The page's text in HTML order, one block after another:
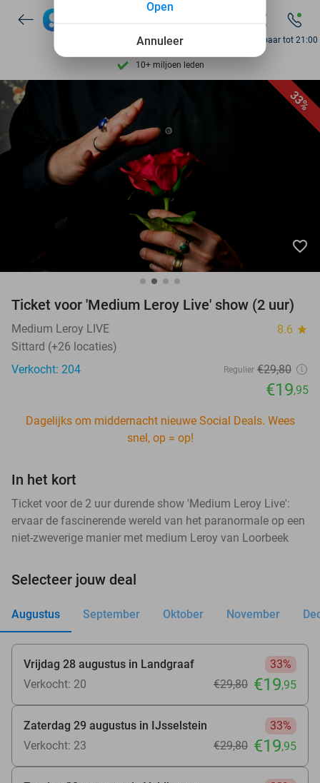
9,4 op basis van206.160 reviews
Ontdek 15.000+ deals
7 dagen per week beschikbaar
10+ miljoen leden
Bereikbaar tot 21:00
33%
favorite_border
Ticket voor 'Medium Leroy Live' show (2 uur)
Medium Leroy LIVE 8.6 star
Sittard (+26 locaties)
Verkocht: 204
Regulier €29,80
€19,95
Dagelijks om middernacht nieuwe Social Deals. Wees
snel, op = op!
In het kort
Ticket voor de 2 uur durende show 'Medium Leroy Live':
ervaar de fascinerende wereld van het paranormale op een
niet-zweverige manier met medium Leroy van Loorbeek
Selecteer jouw deal
Augustus September Oktober November
Vrijdag 28 augustus in Landgraaf
33%
Verkocht: 20
€29,80 €19,95
Zaterdag 29 augustus in IJsselstein
33%
Verkocht: 23
€29,80 €19,95
Annuleer
Open